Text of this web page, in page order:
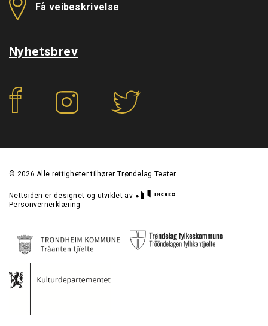
Få veibeskrivelse
Nyhetsbrev
f
© 2026 Alle rettigheter tilhører Trøndelag Teater
Nettsiden er designet og utviklet av
Personvernerklæring